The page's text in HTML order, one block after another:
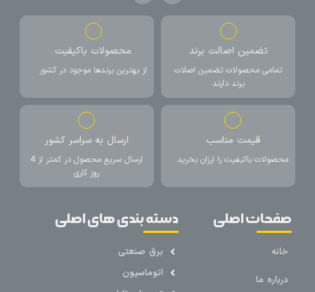
تضمین اصالت برند
تمامی محصولات تضمین اصلات
برند دارند
محصولات باکیفیت
از بهترین برندها موجود در کشور
قیمت مناسب
محصولات باکیفیت را ارزان بخرید
ارسال به سراسر کشور
ارسال سریع محصول در کمتر از 4
روز کاری
صفحات اصلی
خانه
درباره ما
دسته بندی های اصلی
برق صنعتی
اتوماسیون